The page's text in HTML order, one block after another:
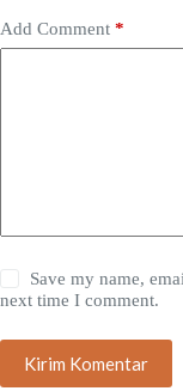
Add Comment *
Save my name,
next time I comment.
Kirim Komentar